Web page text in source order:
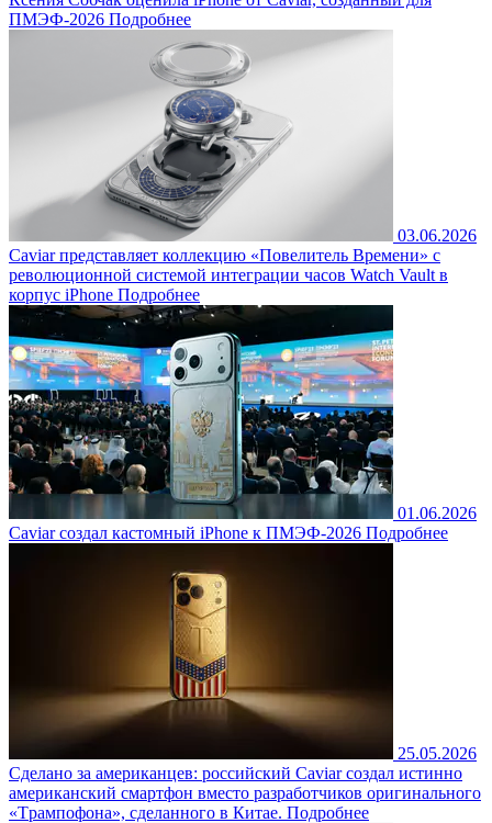
ПМЭФ-2026 Подробнее
03.06.2026
Caviar представляет коллекцию «Повелитель Времени» с
революционной системой интеграции часов Watch Vault в
корпус iPhone Подробнее
01.06.2026
Caviar создал кастомный iPhone к ПМЭФ-2026 Подробнее
25.05.2026
Cделано за американцев: российский Caviar создал истинно
американский смартфон вместо разработчиков оригинального
«Tрампофона», сделанного в Китае. Подробнее